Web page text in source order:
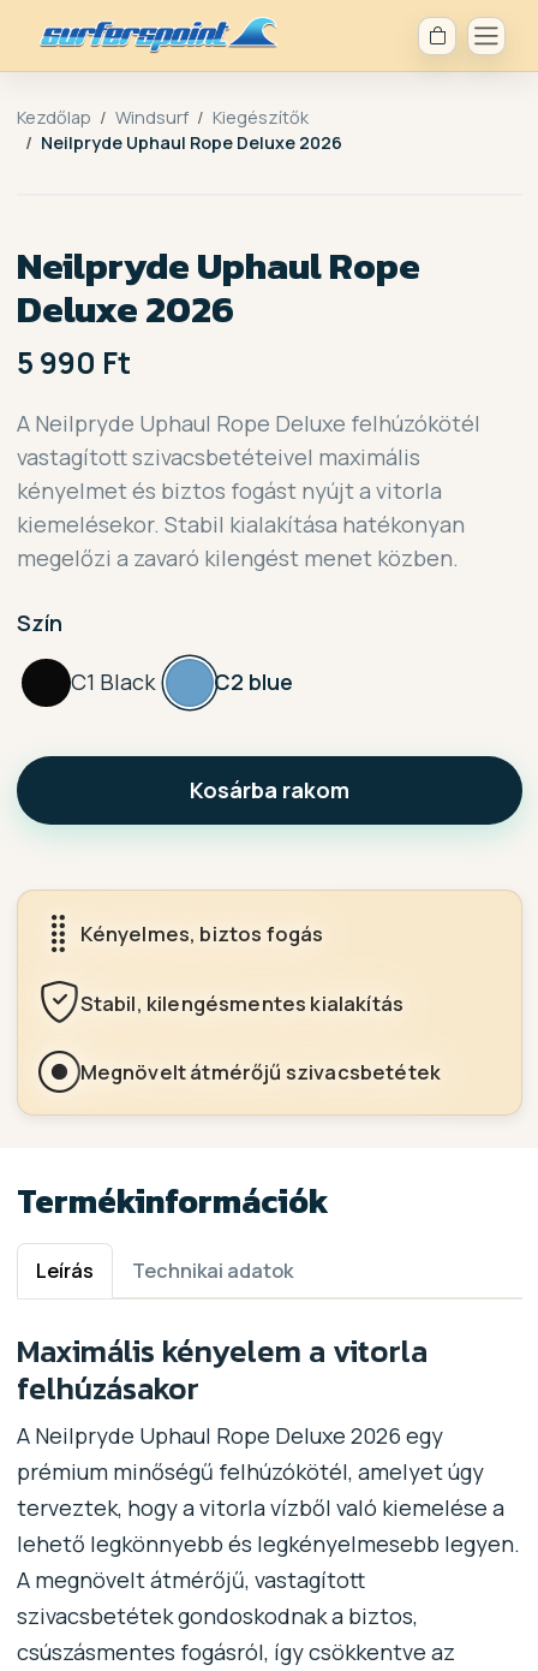
Kezdőlap Windsurf
Kiegészítők
Neilpryde Uphaul Rope Deluxe 2026
Neilpryde Uphaul Rope
Deluxe 2026
5 990 Ft
A Neilpryde Uphaul Rope Deluxe felhúzókötél
vastagított szivacsbetéteivel maximális
kényelmet és biztos fogást nyújt a vitorla
kiemelésekor. Stabil kialakítása hatékonyan
megelőzi a zavaró kilengést menet közben.
Szín
C1 Black C2 blue
Kosárba rakom
Kényelmes, biztos fogás
Stabil, kilengésmentes kialakítás
Megnövelt átmérőjű szivacsbetétek
Termékinformációk
Leírás Technikai adatok
Maximális kényelem a vitorla
felhúzásakor
A Neilpryde Uphaul Rope Deluxe 2026 egy
prémium minőségű felhúzókötél, amelyet úgy
terveztek, hogy a vitorla vízből való kiemelése a
lehető legkönnyebb és legkényelmesebb legyen.
A megnövelt átmérőjű, vastagított
szivacsbetétek gondoskodnak a biztos,
csúszásmentes fogásról, így csökkentve az